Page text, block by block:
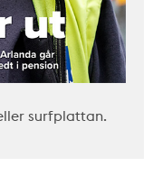
surfplattan.